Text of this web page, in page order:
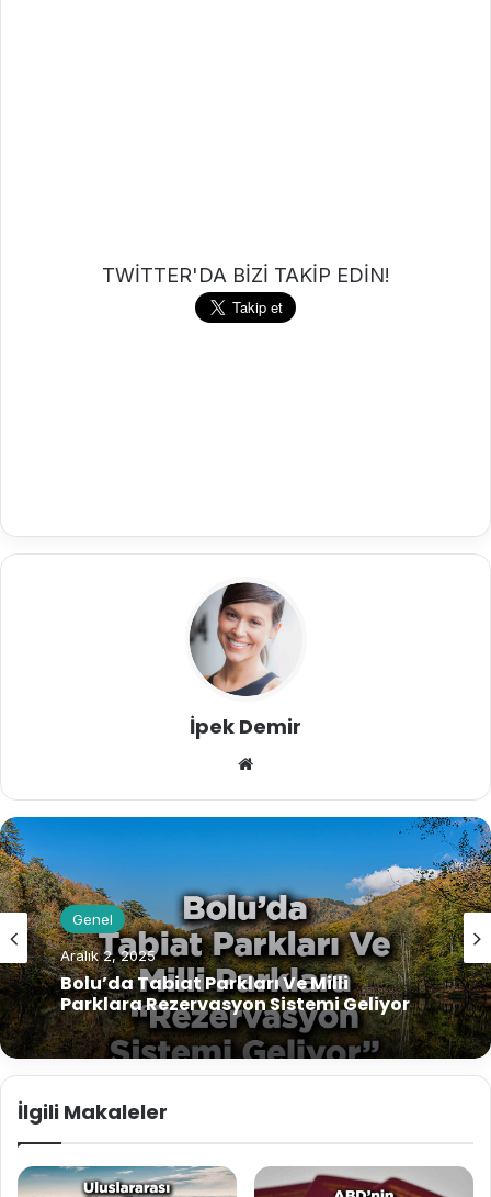
TWİTTER'DA BİZİ TAKİP EDİN!
İpek Demir
sit
Genel
Aralık 2, 2025
Bolu’da Tabiat Parkları Ve Milli
Parklara Rezervasyon Sistemi Geliyor
İlgili Makaleler